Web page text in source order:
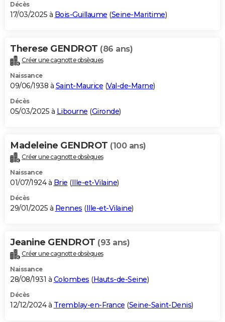
Décès
17/03/2025 à Bois-Guillaume (Seine-Maritime)
Therese GENDROT (86 ans)
Créer une cagnotte obsèques
Naissance
09/06/1938 à Saint-Maurice (Val-de-Marne)
Décès
05/03/2025 à Libourne (Gironde)
Madeleine GENDROT (100 ans)
Créer une cagnotte obsèques
Naissance
01/07/1924 à Brie (Ille-et-Vilaine)
Décès
29/01/2025 à Rennes (Ille-et-Vilaine)
Jeanine GENDROT (93 ans)
Créer une cagnotte obsèques
Naissance
28/08/1931 à Colombes (Hauts-de-Seine)
Décès
12/12/2024 à Tremblay-en-France (Seine-Saint-Denis)